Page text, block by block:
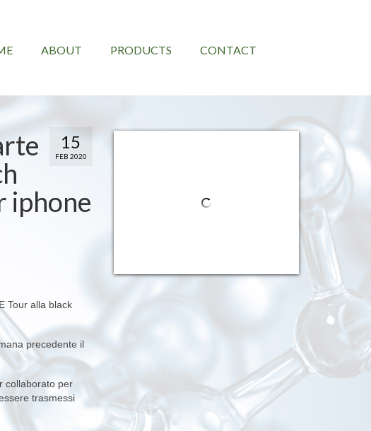
ABOUT PRODUCTS CONTACT
15
FEB 2020
iphone
Tour alla black
precedente il
collaborato per
trasmessi